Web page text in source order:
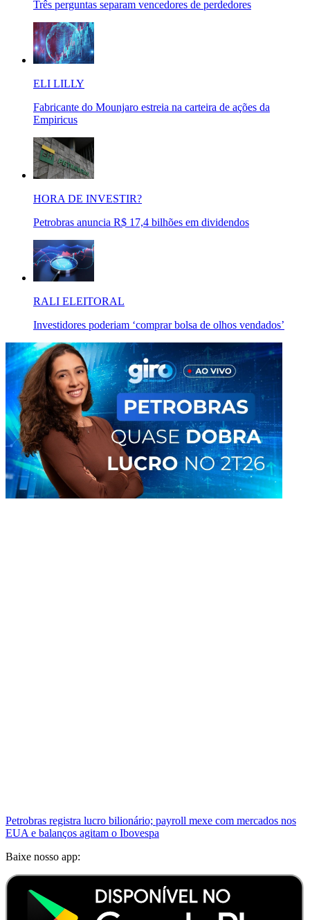
Três perguntas separam vencedores de perdedores
ELI LILLY
Fabricante do Mounjaro estreia na carteira de ações da
Empiricus
HORA DE INVESTIR?
Petrobras anuncia R$ 17,4 bilhões em dividendos
RALI ELEITORAL
Investidores poderiam ‘comprar bolsa de olhos vendados’
Petrobras registra lucro bilionário; payroll mexe com mercados nos
EUA e balanços agitam o Ibovespa
Baixe nosso app: